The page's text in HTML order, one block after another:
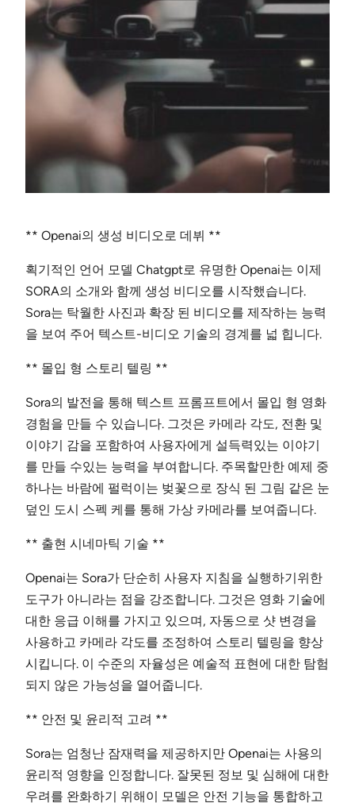
** Openai의 생성 비디오로 데뷔 **
획기적인 언어 모델 Chatgpt로 유명한 Openai는 이제
SORA의 소개와 함께 생성 비디오를 시작했습니다.
Sora는 탁월한 사진과 확장 된 비디오를 제작하는 능력
을 보여 주어 텍스트-비디오 기술의 경계를 넓 힙니다.
** 몰입 형 스토리 텔링 **
Sora의 발전을 통해 텍스트 프롬프트에서 몰입 형 영화
경험을 만들 수 있습니다. 그것은 카메라 각도, 전환 및
이야기 감을 포함하여 사용자에게 설득력있는 이야기
를 만들 수있는 능력을 부여합니다. 주목할만한 예제 중
하나는 바람에 펄럭이는 벚꽃으로 장식 된 그림 같은 눈
덮인 도시 스펙 케를 통해 가상 카메라를 보여줍니다.
** 출현 시네마틱 기술 **
Openai는 Sora가 단순히 사용자 지침을 실행하기위한
도구가 아니라는 점을 강조합니다. 그것은 영화 기술에
대한 응급 이해를 가지고 있으며, 자동으로 샷 변경을
사용하고 카메라 각도를 조정하여 스토리 텔링을 향상
시킵니다. 이 수준의 자율성은 예술적 표현에 대한 탐험
되지 않은 가능성을 열어줍니다.
** 안전 및 윤리적 고려 **
Sora는 엄청난 잠재력을 제공하지만 Openai는 사용의
윤리적 영향을 인정합니다. 잘못된 정보 및 심해에 대한
우려를 완화하기 위해이 모델은 안전 기능을 통합하고